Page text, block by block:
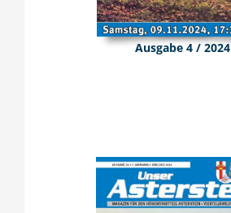
Ausgabe 4 / 2024